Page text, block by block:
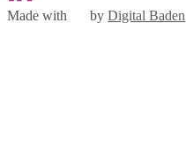
Made with byDigital Baden